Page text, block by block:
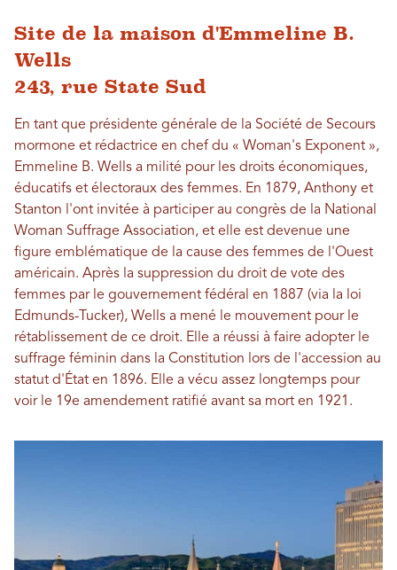
Site de la maison d'Emmeline B.
Wells
243, rue State Sud
En tant que présidente générale de la Société de Secours
mormone et rédactrice en chef du « Woman's Exponent »,
Emmeline B. Wells a milité pour les droits économiques,
éducatifs et électoraux des femmes. En 1879, Anthony et
Stanton l'ont invitée à participer au congrès de la National
Woman Suffrage Association, et elle est devenue une
figure emblématique de la cause des femmes de l'Ouest
américain. Après la suppression du droit de vote des
femmes par le gouvernement fédéral en 1887 (via la loi
Edmunds-Tucker), Wells a mené le mouvement pour le
rétablissement de ce droit. Elle a réussi à faire adopter le
suffrage féminin dans la Constitution lors de l'accession au
statut d'État en 1896. Elle a vécu assez longtemps pour
voir le 19e amendement ratifié avant sa mort en 1921.